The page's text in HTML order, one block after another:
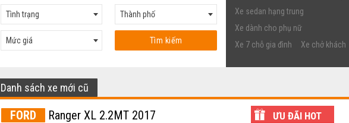
Tình trạng Thành phố
Mức giá Tìm kiếm
Xe sedan hạng trung
Xe dành cho phụ nữ
Xe 7 chỗ gia đình
Xe chở khách
Danh sách xe mới cũ
FORD Ranger XL 2.2MT 2017 ƯU ĐÃI HOT